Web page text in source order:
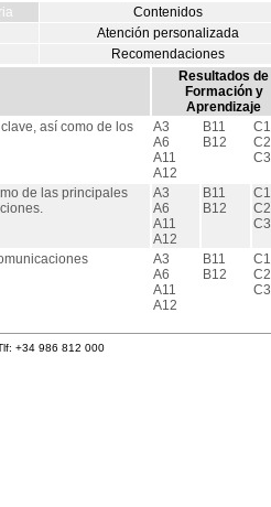
Contenidos
Atención personalizada
Recomendaciones
Resultados de
Formación y
Aprendizaje
así como de los
A3
A6
A11
A12
B11
B12
C1
C2
C3
de las principales
A3
A6
A11
A12
B11
B12
C1
C2
C3
A3
A6
A11
A12
B11
B12
C1
C2
C3
+34 986 812 000